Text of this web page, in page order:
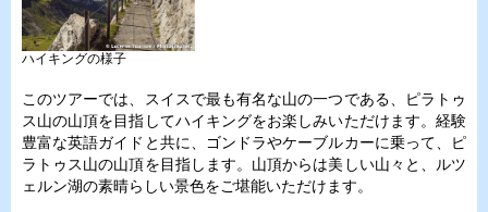
ハイキングの様子
このツアーでは、スイスで最も有名な山の一つである、ピラトゥ
ス山の山頂を目指してハイキングをお楽しみいただけます。経験
豊富な英語ガイドと共に、ゴンドラやケーブルカーに乗って、ピ
ラトゥス山の山頂を目指します。山頂からは美しい山々と、ルツ
ェルン湖の素晴らしい景色をご堪能いただけます。